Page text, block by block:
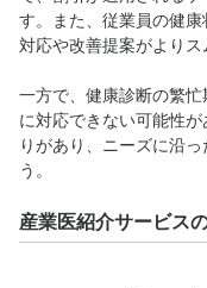
す。また、従業員の健
対応や改善提案がよりス
一方で、健康診断の繁
に対応できない可能性
りがあり、ニーズに沿
う。
産業医紹介サービス